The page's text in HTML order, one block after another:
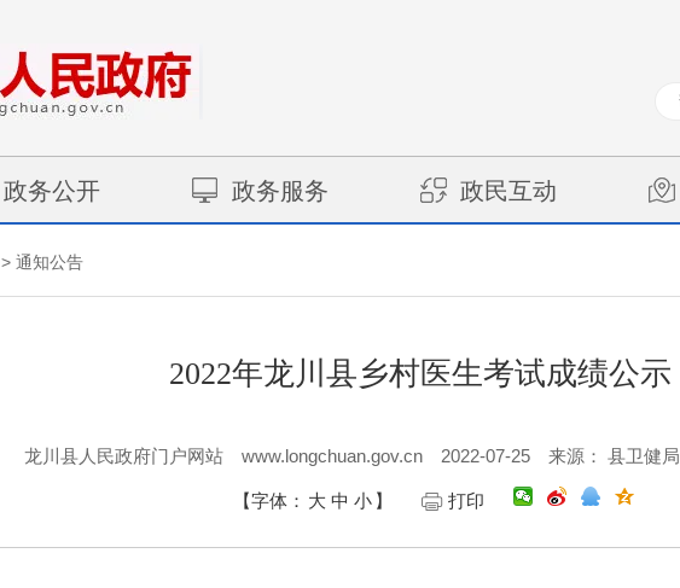
政务公开 政务服务 政民互动
> 通知公告
2022年龙川县乡村医生考试成绩公示
龙川县人民政府门户网站 www.longchuan.gov.cn 2022-07-25 来源： 县卫健局
【字体： 大 中 小 】 打印